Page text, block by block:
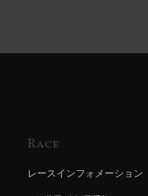
Race
レースインフォメーション